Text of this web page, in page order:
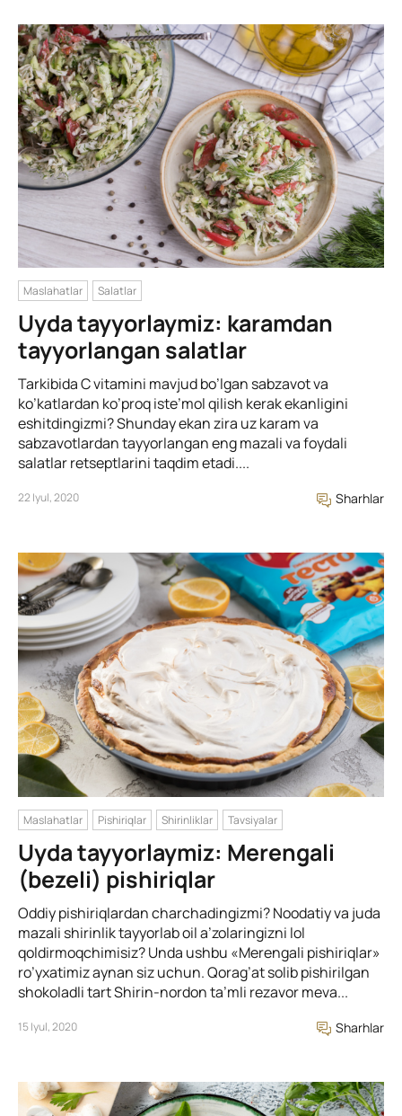
Maslahatlar Salatlar
Uyda tayyorlaymiz: karamdan
tayyorlangan salatlar
Tarkibida C vitamini mavjud bo’lgan sabzavot va
ko’katlardan ko’proq iste’mol qilish kerak ekanligini
eshitdingizmi? Shunday ekan zira uz karam va
sabzavotlardan tayyorlangan eng mazali va foydali
salatlar retseptlarini taqdim etadi....
22 Iyul, 2020 Sharhlar
Maslahatlar Pishiriqlar Shirinliklar Tavsiyalar
Uyda tayyorlaymiz: Merengali
(bezeli) pishiriqlar
Oddiy pishiriqlardan charchadingizmi? Noodatiy va juda
mazali shirinlik tayyorlab oil a’zolaringizni lol
qoldirmoqchimisiz? Unda ushbu «Merengali pishiriqlar»
ro’yxatimiz aynan siz uchun. Qorag’at solib pishirilgan
shokoladli tart Shirin-nordon ta’mli rezavor meva...
15 Iyul, 2020 Sharhlar